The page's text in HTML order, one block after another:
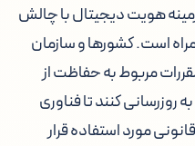
هویت دیجیتال با چالش
است. کشورها و سازمان
مربوط به حفاظت از
کنند تا فناوری
مورد استفاده قرار